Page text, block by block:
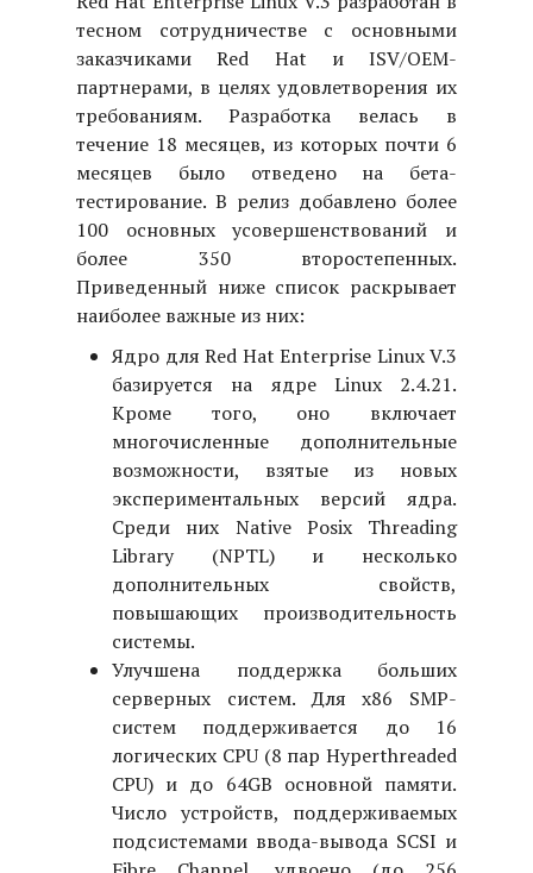
тесном сотрудничестве с основными
заказчиками Red Hat и ISV/OEM-
партнерами, в целях удовлетворения их
требованиям. Разработка велась в
течение 18 месяцев, из которых почти 6
месяцев было отведено на бета-
тестирование. В релиз добавлено более
100 основных усовершенствований и
более 350 второстепенных.
Приведенный ниже список раскрывает
наиболее важные из них:
Ядро для Red Hat Enterprise Linux V.3
базируется на ядре Linux 2.4.21.
Кроме того, оно включает
многочисленные дополнительные
возможности, взятые из новых
экспериментальных версий ядра.
Среди них Native Posix Threading
Library (NPTL) и несколько
дополнительных свойств,
повышающих производительность
системы.
Улучшена поддержка больших
серверных систем. Для x86 SMP-
систем поддерживается до 16
логических CPU (8 пар Hyperthreaded
CPU) и до 64GB основной памяти.
Число устройств, поддерживаемых
подсистемами ввода-вывода SCSI и